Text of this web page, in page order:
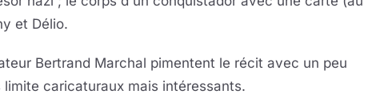
et Délio.
Bertrand Marchal pimentent le récit avec un peu
caricaturaux mais intéressants.